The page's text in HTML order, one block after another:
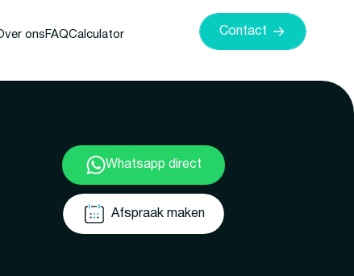
ons FAQCalculator Contact
Whatsapp direct
Afspraak maken